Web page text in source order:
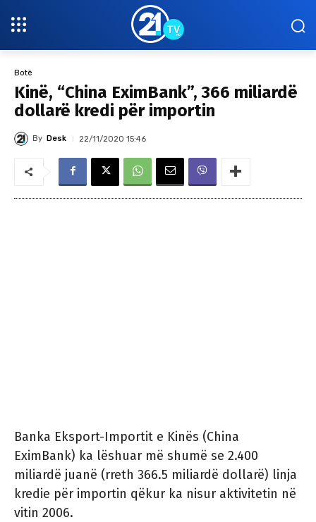
Botë
Kinë, “China EximBank”, 366 miliardë
dollarë kredi për importin
By Desk 22/11/2020 15:46
Banka Eksport-Importit e Kinës (China
EximBank) ka lëshuar më shumë se 2.400
miliardë juanë (rreth 366.5 miliardë dollarë) linja
kredie për importin qëkur ka nisur aktivitetin në
vitin 2006.